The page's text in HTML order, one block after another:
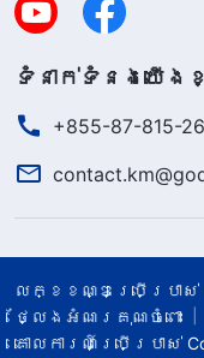
ទំនាក់​ទំនង​យើង​
+855-87-815-
លក្ខខណ្ឌ​ប្រើប្រាស់​
ថ្លែងអំណរគុណចំពោះ
គោលការណ៍ប្រើប្រាស់